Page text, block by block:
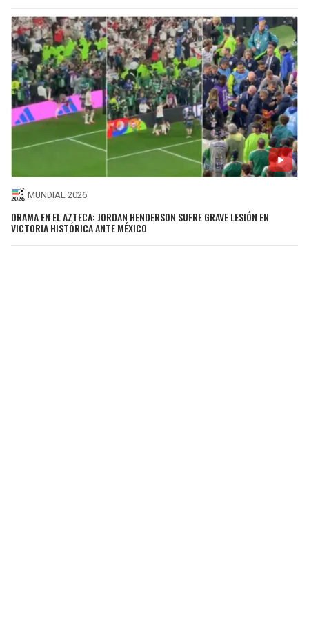
MUNDIAL 2026
DRAMA EN EL AZTECA: JORDAN HENDERSON SUFRE GRAVE LESIÓN EN
VICTORIA HISTÓRICA ANTE MÉXICO